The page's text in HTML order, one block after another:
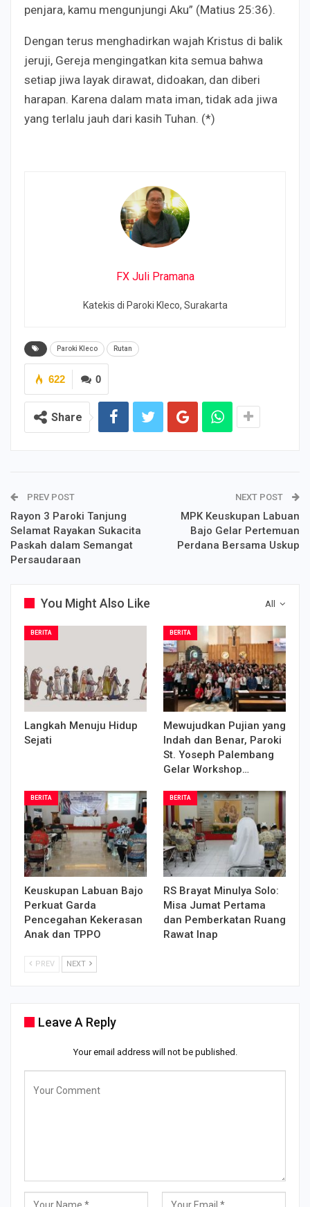
penjara, kamu mengunjungi Aku” (Matius 25:36).
Dengan terus menghadirkan wajah Kristus di balik
jeruji, Gereja mengingatkan kita semua bahwa
setiap jiwa layak dirawat, didoakan, dan diberi
harapan. Karena dalam mata iman, tidak ada jiwa
yang terlalu jauh dari kasih Tuhan. (*)
FX Juli Pramana
Katekis di Paroki Kleco, Surakarta
Paroki Kleco Rutan
0
622
Share
PREV POST
Rayon 3 Paroki Tanjung
Selamat Rayakan Sukacita
Paskah dalam Semangat
Persaudaraan
NEXT POST
MPK Keuskupan Labuan
Bajo Gelar Pertemuan
Perdana Bersama Uskup
All
You Might Also Like
BERITA
Langkah Menuju Hidup
Sejati
BERITA
Mewujudkan Pujian yang
Indah dan Benar, Paroki
St. Yoseph Palembang
Gelar Workshop…
BERITA
Keuskupan Labuan Bajo
Perkuat Garda
Pencegahan Kekerasan
Anak dan TPPO
BERITA
RS Brayat Minulya Solo:
Misa Jumat Pertama
dan Pemberkatan Ruang
Rawat Inap
PREV NEXT
Leave A Reply
Your email address will not be published.